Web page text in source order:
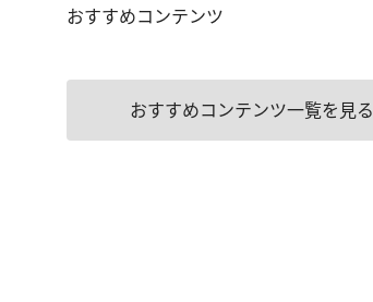
おすすめコンテンツ
おすすめコンテンツ一覧を見る